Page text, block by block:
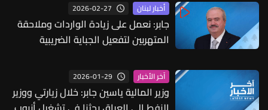
أخبار لبنان 2026-02-27
جابر: نعمل على زيادة الواردات وملاحقة
المتهربين لتفعيل الجباية الضريبية
آخر الأخبار 2026-01-29
وزير المالية ياسين جابر: خلال زيارتي ووزير